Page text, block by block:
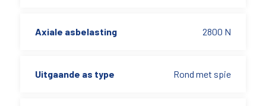
Axiale asbelasting 2800 N
Uitgaande as type Rond met spie